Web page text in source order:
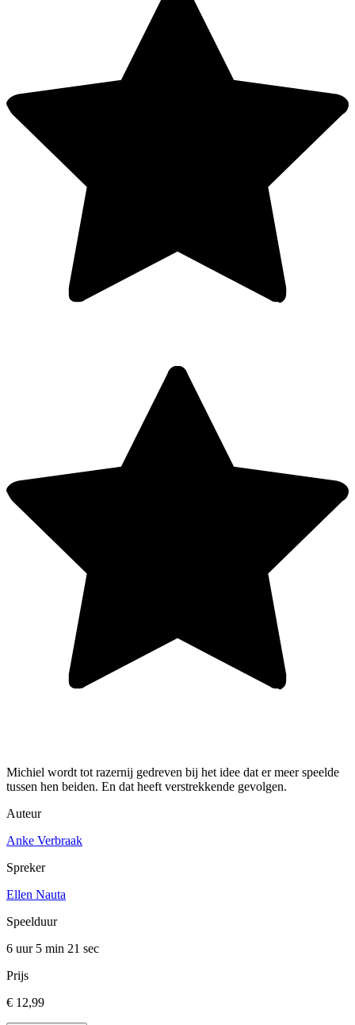
Michiel wordt tot razernij gedreven bij het idee dat er meer speelde
tussen hen beiden. En dat heeft verstrekkende gevolgen.
Auteur
Anke Verbraak
Spreker
Ellen Nauta
Speelduur
6 uur 5 min 21 sec
Prijs
€ 12,99